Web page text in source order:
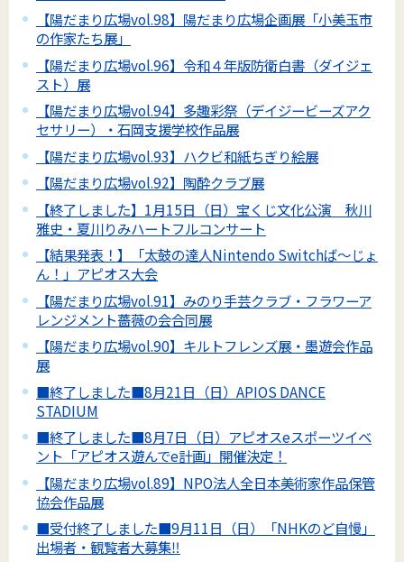
【陽だまり広場vol.98】陽だまり広場企画展「小美玉市
の作家たち展」
【陽だまり広場vol.96】令和４年版防衛白書（ダイジェ
スト）展
【陽だまり広場vol.94】多趣彩祭（デイジービーズアク
セサリー）・石岡支援学校作品展
【陽だまり広場vol.93】ハクビ和紙ちぎり絵展
【陽だまり広場vol.92】陶酔クラブ展
【終了しました】1月15日（日）宝くじ文化公演 秋川
雅史・夏川りみハートフルコンサート
【結果発表！】「太鼓の達人Nintendo Switchば～じょ
ん！」アピオス大会
【陽だまり広場vol.91】みのり手芸クラブ・フラワーア
レンジメント薔薇の会合同展
【陽だまり広場vol.90】キルトフレンズ展・墨遊会作品
展
■終了しました■8月21日（日）APIOS DANCE
STADIUM
■終了しました■8月7日（日）アピオスeスポーツイベ
ント「アピオス遊んでe計画」開催決定！
【陽だまり広場vol.89】NPO法人全日本美術家作品保管
協会作品展
■受付終了しました■9月11日（日）「NHKのど自慢」
出場者・観覧者大募集‼